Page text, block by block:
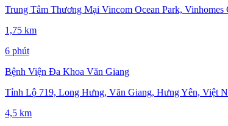
Trung Tâm Thương Mại Vincom Ocean Park,
1,75 km
6 phút
Bệnh Viện Đa Khoa Văn Giang
Tỉnh Lộ 719, Long Hưng, Văn Giang, Hưng Yên, Việt
4,5 km